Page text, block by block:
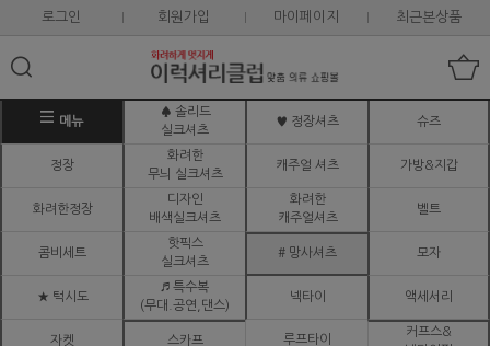
로그인 회원가입 마이페이지 최근본상품
메뉴
♠ 솔리드
실크셔츠
♥ 정장셔츠 슈즈
정장
화려한
무늬 실크셔츠
캐주얼 셔츠 가방&지갑
화려한정장
디자인
배색실크셔츠
화려한
캐주얼셔츠
벨트
콤비세트
핫픽스
실크셔츠
# 망사셔츠 모자
★ 턱시도
♬ 특수복
(무대.공연,댄스)
넥타이 액세서리
자켓 스카프 루프타이
커프스&